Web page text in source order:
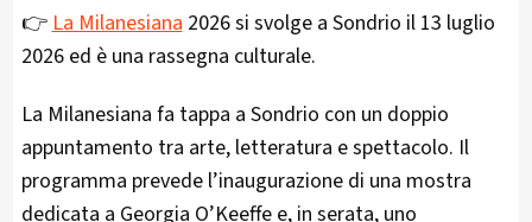
👉 La Milanesiana 2026 si svolge a Sondrio il 13 luglio
2026 ed è una rassegna culturale.
La Milanesiana fa tappa a Sondrio con un doppio
appuntamento tra arte, letteratura e spettacolo. Il
programma prevede l’inaugurazione di una mostra
dedicata a Georgia O’Keeffe e, in serata, uno